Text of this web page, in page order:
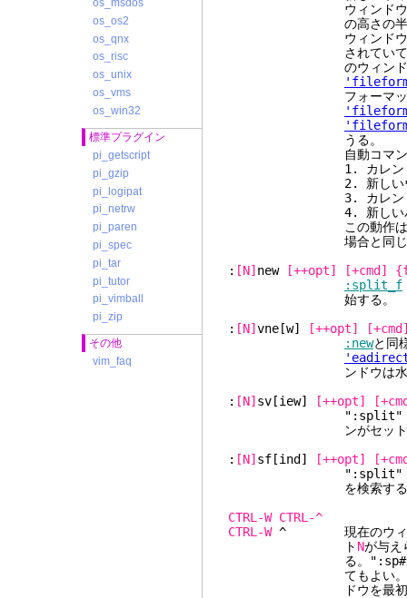
os_msdos
os_os2
os_qnx
os_risc
os_unix
os_vms
os_win32
標準プラグイン
pi_getscript
pi_gzip
pi_logipat
pi_netrw
pi_paren
pi_spec
pi_tar
pi_tutor
pi_vimball
pi_zip
その他
vim_faq
ウィンドウの
の高さの半分)。新し
ウィンドウの高さ
されていて
のウィンドウの高
フォーマットが新し
うる。
自動コマンドはこ
1. カレントウィン
2. 新しいウィンド
3. カレントバッフ
4. 新しいバッフ
この動作は、はじめ
場合と同じ動作
: [N] new [++opt] [+cmd]
:split_f
始する。
: [N] vne[w] [++opt]
:newと同
ンドウは水平に
: [N] sv[iew] [++opt]
":split" と同じ。た
ンがセットさ
: [N] sf[ind] [++opt]
":split" と同じ
を検索する
CTRL-W CTRL-^
CTRL-W^ 現在のウィンドウ
ト Nが与え
る。":sp#" お
てもよい。この
ドウを最初に分割